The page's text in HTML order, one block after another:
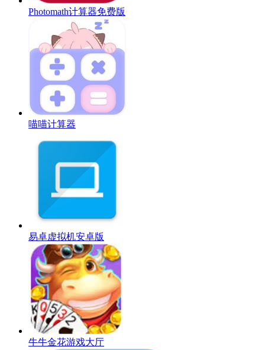
Photomath计算器免费版
喵喵计算器
易卓虚拟机安卓版
牛牛金花游戏大厅